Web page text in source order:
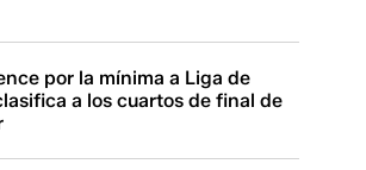
por la mínima a Liga de
a los cuartos de final de